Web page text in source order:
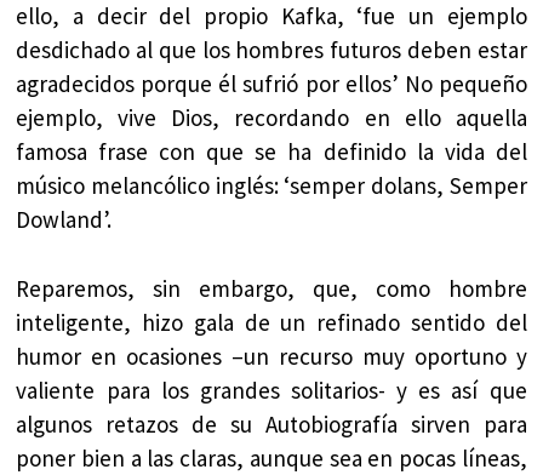
ello, a decir del propio Kafka, ‘fue un ejemplo
desdichado al que los hombres futuros deben estar
agradecidos porque él sufrió por ellos’ No pequeño
ejemplo, vive Dios, recordando en ello aquella
famosa frase con que se ha definido la vida del
músico melancólico inglés: ‘semper dolans, Semper
Dowland’.
Reparemos, sin embargo, que, como hombre
inteligente, hizo gala de un refinado sentido del
humor en ocasiones –un recurso muy oportuno y
valiente para los grandes solitarios- y es así que
algunos retazos de su Autobiografía sirven para
poner bien a las claras, aunque sea en pocas líneas,